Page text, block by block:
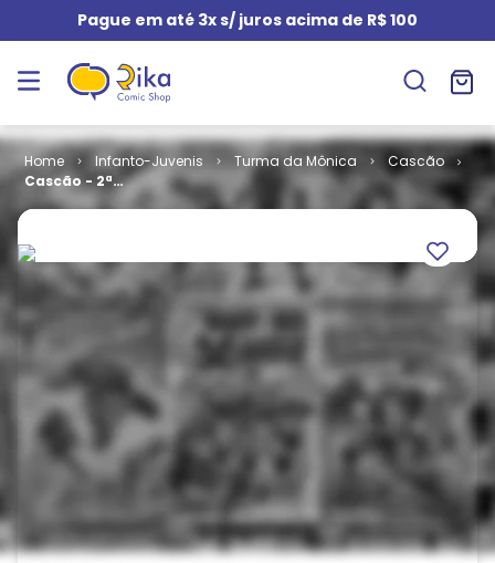
Pague em até 3x s/ juros acima de R$ 100
Infanto-Juvenis Turma da Mônica
Cascão
Cascão - 2ª
Série # 052